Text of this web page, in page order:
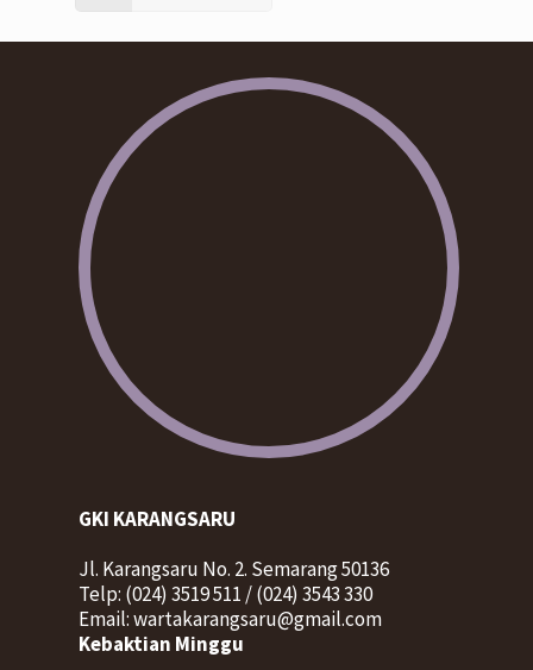
GKI KARANGSARU
Jl. Karangsaru No. 2. Semarang 50136
Telp: (024) 3519 511 / (024) 3543 330
Email: wartakarangsaru@gmail.com
Kebaktian Minggu